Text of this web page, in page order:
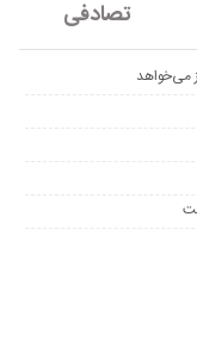
تصادفی
می‌خواهد